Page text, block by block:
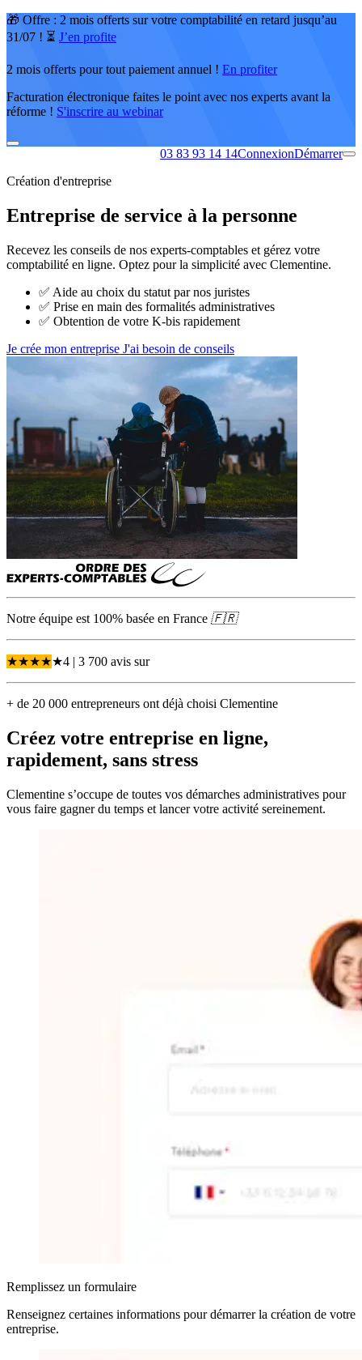
🎁 Offre : 2 mois offerts sur votre comptabilité en retard jusqu’au
31/07 ! ⏳ J’en profite
2 mois offerts pour tout paiement annuel ! En profiter
Facturation électronique faites le point avec nos experts avant la
réforme ! S'inscrire au webinar
03 83 93 14 14ConnexionDémarrer
Création d'entreprise
Entreprise de service à la personne
Recevez les conseils de nos experts-comptables et gérez votre
comptabilité en ligne. Optez pour la simplicité avec Clementine.
✅ Aide au choix du statut par nos juristes
✅ Prise en main des formalités administratives
✅ Obtention de votre K-bis rapidement
Je crée mon entreprise J'ai besoin de conseils
Notre équipe est 100% basée en France 🇫🇷
★★★★★4 | 3 700 avis sur
+ de 20 000 entrepreneurs ont déjà choisi Clementine
Créez votre entreprise en ligne,
rapidement, sans stress
Clementine s’occupe de toutes vos démarches administratives pour
vous faire gagner du temps et lancer votre activité sereinement.
Remplissez un formulaire
Renseignez certaines informations pour démarrer la création de votre
entreprise.